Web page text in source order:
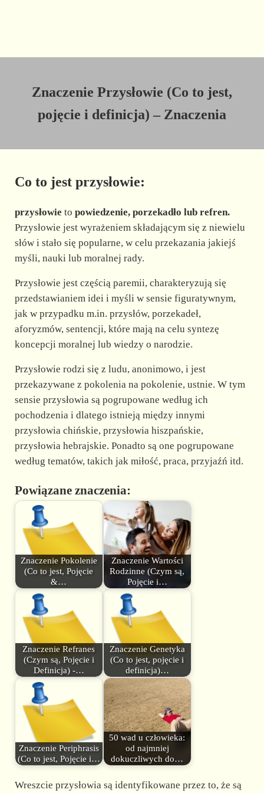
Znaczenie Przysłowie (Co to jest,
pojęcie i definicja) – Znaczenia
Co to jest przysłowie:
przysłowie to powiedzenie, porzekadło lub refren.
Przysłowie jest wyrażeniem składającym się z niewielu
słów i stało się popularne, w celu przekazania jakiejś
myśli, nauki lub moralnej rady.
Przysłowie jest częścią paremii, charakteryzują się
przedstawianiem idei i myśli w sensie figuratywnym,
jak w przypadku m.in. przysłów, porzekadeł,
aforyzmów, sentencji, które mają na celu syntezę
koncepcji moralnej lub wiedzy o narodzie.
Przysłowie rodzi się z ludu, anonimowo, i jest
przekazywane z pokolenia na pokolenie, ustnie. W tym
sensie przysłowia są pogrupowane według ich
pochodzenia i dlatego istnieją między innymi
przysłowia chińskie, przysłowia hiszpańskie,
przysłowia hebrajskie. Ponadto są one pogrupowane
według tematów, takich jak miłość, praca, przyjaźń itd.
Powiązane znaczenia:
Znaczenie Pokolenie
(Co to jest, Pojęcie
&…
Znaczenie Wartości
Rodzinne (Czym są,
Pojęcie i…
Znaczenie Refranes
(Czym są, Pojęcie i
Definicja) -…
Znaczenie Genetyka
(Co to jest, pojęcie i
definicja)…
Znaczenie Periphrasis
(Co to jest, Pojęcie i…
50 wad u człowieka:
od najmniej
dokuczliwych do…
Wreszcie przysłowia są identyfikowane przez to, że są